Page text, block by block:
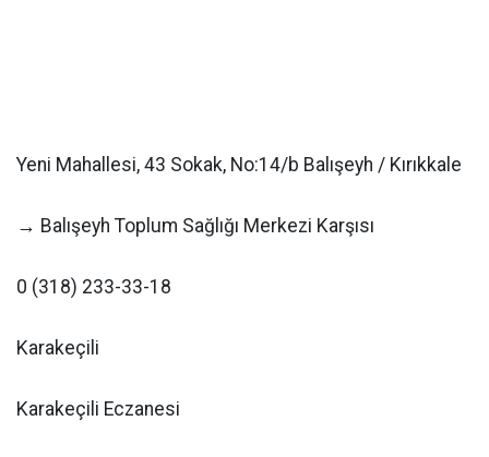
Yeni Mahallesi, 43 Sokak, No:14/b Balışeyh / Kırıkkale
→ Balışeyh Toplum Sağlığı Merkezi Karşısı
0 (318) 233-33-18
Karakeçili
Karakeçili Eczanesi